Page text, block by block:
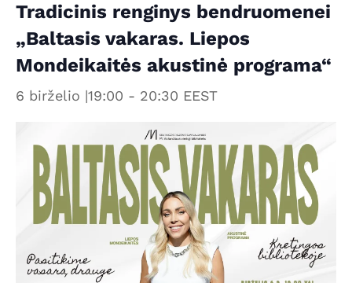
Tradicinis renginys bendruomenei
„Baltasis vakaras. Liepos
Mondeikaitės akustinė programa“
6 birželio |19:00 - 20:30 EEST